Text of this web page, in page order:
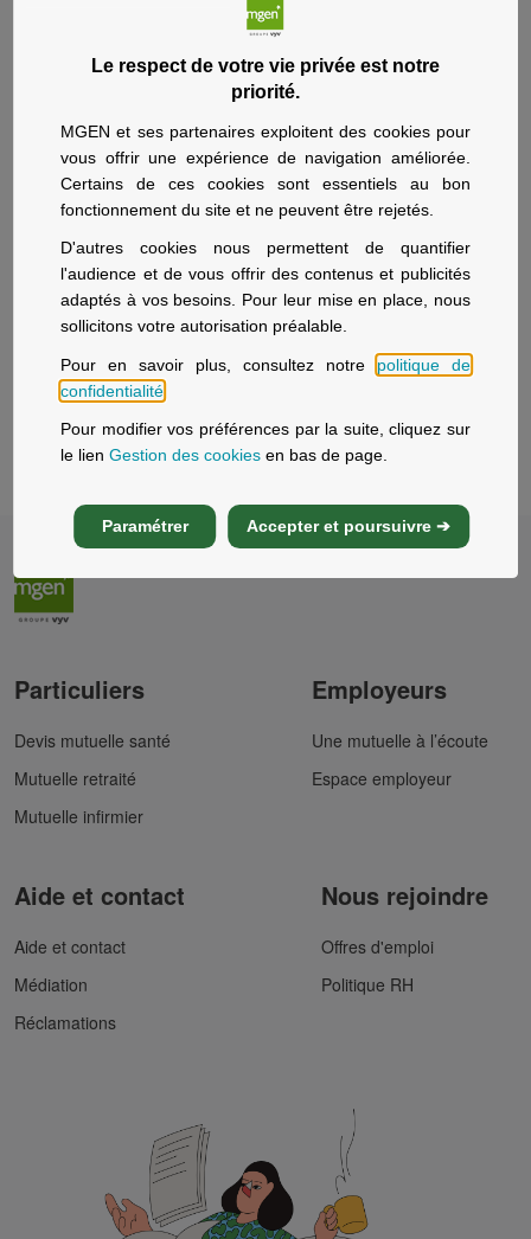
Le respect de votre vie privée est notre
priorité.
MGEN et ses partenaires exploitent des cookies pour
vous offrir une expérience de navigation améliorée.
Certains de ces cookies sont essentiels au bon
fonctionnement du site et ne peuvent être rejetés.
D'autres cookies nous permettent de quantifier
l'audience et de vous offrir des contenus et publicités
adaptés à vos besoins. Pour leur mise en place, nous
sollicitons votre autorisation préalable.
Pour en savoir plus, consultez notre politique de
confidentialité
Pour modifier vos préférences par la suite, cliquez sur
le lienGestion des cookies en bas de page.
Paramétrer Accepter et poursuivre ➔
Pour plus de précisions sur la médiation, nous vous
invitons à consulter le site dédié à la médiation sur
https://www.medconsodev.eu/
* Une réclamation se définit comme l’expression d’un
mécontentement envers un professionnel … Elle peut
relation contractualisée avec le professionnel : clients
(particuliers ou professionnels), anciens clients,
bénéficiaires, personnes ayant sollicité du professionnel
la fourniture d’un produit ou service ou qui ont été
sollicitées par un professionnel, y compris leurs
mandataires et leurs ayants droit.
Une demande de service ou de prestation,
d’information ou d’avis n’est pas une réclamation.
Particuliers
Devis mutuelle santé
Mutuelle retraité
Mutuelle infirmier
Employeurs
Une mutuelle à l’écoute
Espace employeur
Aide et contact
Aide et contact
Médiation
Réclamations
Nous rejoindre
Offres d'emploi
Politique RH